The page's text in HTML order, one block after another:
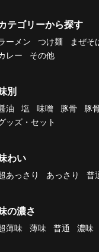
テゴリーから探す
ーメン つけ麺 まぜそ
レー
その他
別
油 塩 味噌 豚骨 豚
ッズ・セット
わい
あっさり あっさり 普
の濃さ
薄味 薄味 普通 濃味